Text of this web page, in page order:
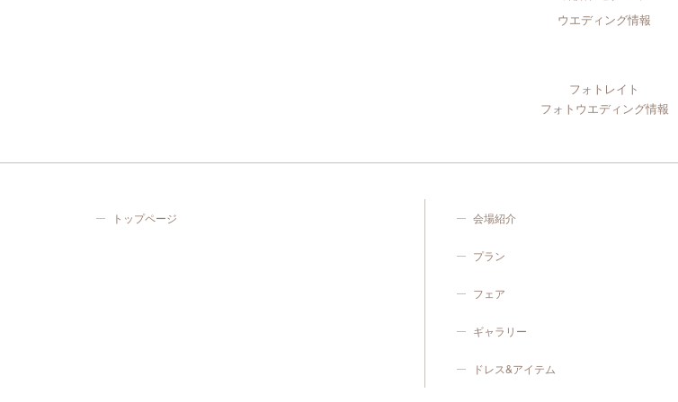
ウエディング情報
フォトレイト
フォトウエディング情報
トップページ 会場紹介
プラン
フェア
ギャラリー
ドレス&アイテム